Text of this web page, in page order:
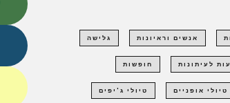
ה
י
ה
:
₪
8
ה
ו
א
₪
אנשים וראיונות גלישה
לעיתונות חופשות
טיולי אופניים טיולי ג'יפים